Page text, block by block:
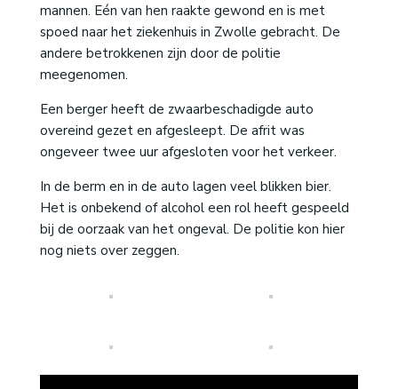
mannen. Eén van hen raakte gewond en is met
spoed naar het ziekenhuis in Zwolle gebracht. De
andere betrokkenen zijn door de politie
meegenomen.
Een berger heeft de zwaarbeschadigde auto
overeind gezet en afgesleept. De afrit was
ongeveer twee uur afgesloten voor het verkeer.
In de berm en in de auto lagen veel blikken bier.
Het is onbekend of alcohol een rol heeft gespeeld
bij de oorzaak van het ongeval. De politie kon hier
nog niets over zeggen.